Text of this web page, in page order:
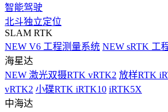
智能驾驶
北斗独立定位
SLAM RTK
NEW V6 工程测量系统 NEW sRTK 工
海星达
NEW 激光双摄RTK vRTK2 放样RTK
vRTK2 小碟RTK iRTK10 iRTK5X
中海达